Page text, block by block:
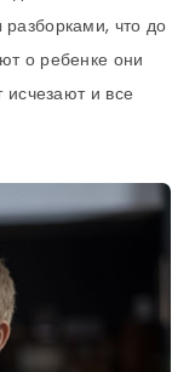
что до
о ребенке они
исчезают и все